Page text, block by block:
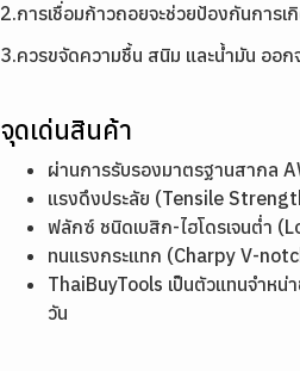
2.การเชื่อมก้าวถอยจะช่วยป้องกันการเ
3.ควรขจัดความชื้น สนิม และน้ำมัน ออก
จุดเด่นสินค้า
ผ่านการรับรองมาตรฐานสากล
แรงดึงประลัย (Tensile
ฟลักซ์ ชนิดเบสิก-ไฮโดรเจนต่ำ
ทนแรงกระแทก (Charpy V-
ThaiBuyTools เป็นตัวแทนจำหน่
วัน